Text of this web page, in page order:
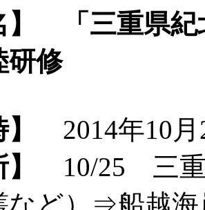
「三重県
研修
2014年10月
10/25 三重